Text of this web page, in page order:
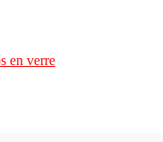
en verre